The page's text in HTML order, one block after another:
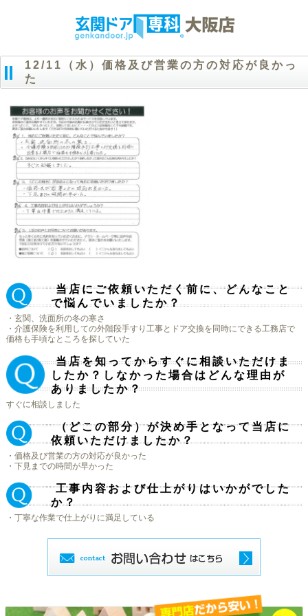
12/11（水）価格及び営業の方の対応が良かっ
た
当店にご依頼いただく前に、どんなこと
で悩んでいましたか？
・玄関、洗面所の冬の寒さ
・介護保険を利用しての外階段手すり工事とドア交換を同時にできる工務店で
価格も手頃なところを探していた
当店を知ってからすぐに相談いただけま
したか？しなかった場合はどんな理由が
ありましたか？
すぐに相談しました
（どこの部分）が決め手となって当店に
依頼いただけましたか？
・価格及び営業の方の対応が良かった
・下見までの時間が早かった
工事内容および仕上がりはいかがでした
か？
・丁寧な作業で仕上がりに満足している